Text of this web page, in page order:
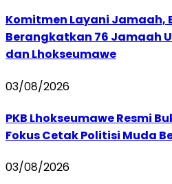
Komitmen Layani Jamaah,
Berangkatkan 76 Jamaah
dan Lhokseumawe
03/08/2026
PKB Lhokseumawe Resmi
Fokus Cetak Politisi Muda
03/08/2026